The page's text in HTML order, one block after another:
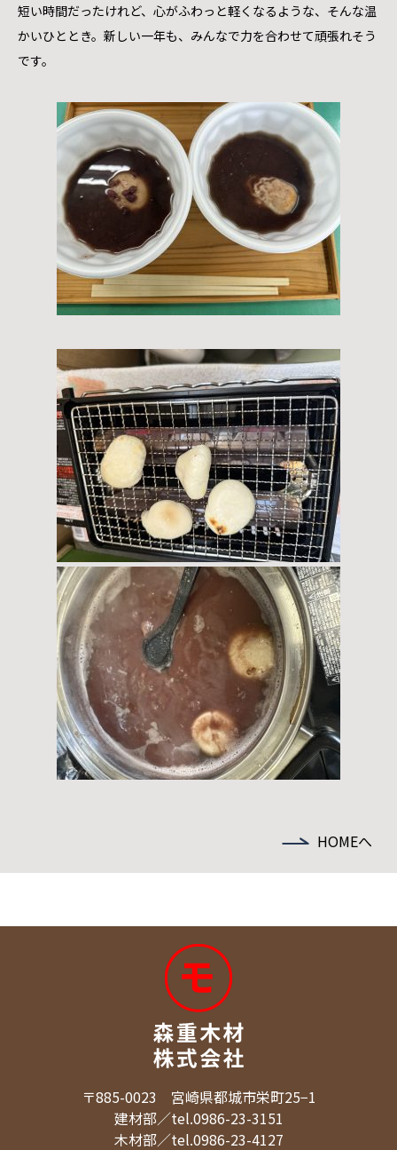
短い時間だったけれど、心がふわっと軽くなるような、そんな温
かいひととき。新しい一年も、みんなで力を合わせて頑張れそう
です。
HOMEへ
〒885-0023 宮崎県都城市栄町25−1
建材部／tel.0986-23-3151
木材部／tel.0986-23-4127